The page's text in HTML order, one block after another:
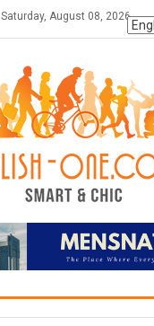
Saturday, August 08, 2026